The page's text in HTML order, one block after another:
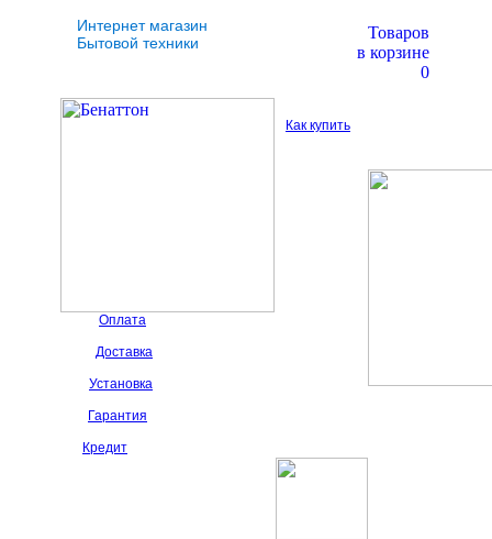
Интернет магазин
Бытовой техники
Товаров
в корзине
0
Как купить
Оплата
Доставка
Установка
Гарантия
Кредит